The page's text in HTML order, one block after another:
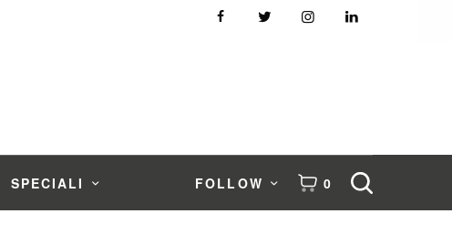
SPECIALI FOLLOW 0